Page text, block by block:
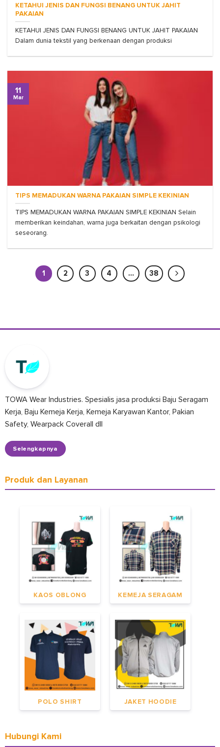
KETAHUI JENIS DAN FUNGSI BENANG UNTUK JAHIT
PAKAIAN
KETAHUI JENIS DAN FUNGSI BENANG UNTUK JAHIT PAKAIAN
Dalam dunia tekstil yang berkenaan dengan produksi
TIPS MEMADUKAN WARNA PAKAIAN SIMPLE KEKINIAN
TIPS MEMADUKAN WARNA PAKAIAN SIMPLE KEKINIAN Selain
memberikan keindahan, warna juga berkaitan dengan psikologi
seseorang.
11
Mar
1 2 3 4 … 38
TOWA Wear Industries. Spesialis jasa produksi Baju Seragam
Kerja, Baju Kemeja Kerja, Kemeja Karyawan Kantor, Pakian
Safety, Wearpack Coverall dll
Selengkapnya
Produk dan Layanan
KAOS OBLONG KEMEJA SERAGAM
POLO SHIRT JAKET HOODIE
Hubungi Kami